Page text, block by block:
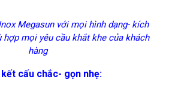
Megasun với mọi hình dạng- kích
hợp mọi yêu cầu khắt khe của khách
hàng
cấu chắc- gọn nhẹ: